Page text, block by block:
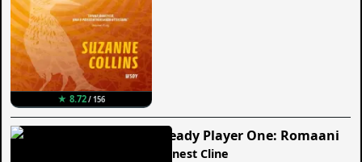
★ 8.72/ 156
Ready Player One: Romaani
Ernest Cline